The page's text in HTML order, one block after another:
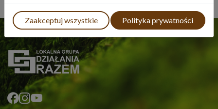
Zaakceptuj wszystkie Polityka prywatności